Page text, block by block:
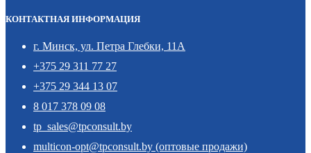
КОНТАКТНАЯ ИНФОРМАЦИЯ
г. Минск, ул. Петра Глебки, 11А
+375 29 311 77 27
+375 29 344 13 07
8 017 378 09 08
tp_sales@tpconsult.by
multicon-opt@tpconsult.by (оптовые продажи)